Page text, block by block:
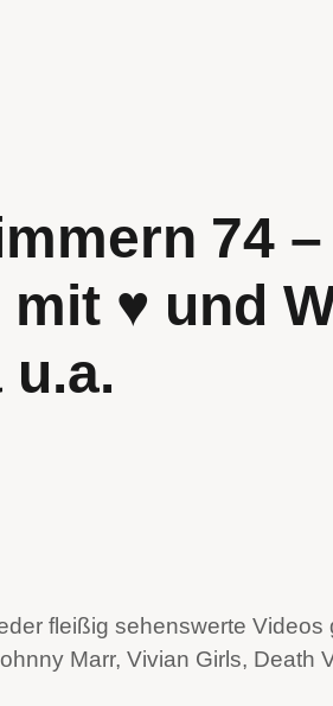
74
♥ und
u.a.
fleißig sehenswerte Videos
Marr, Vivian Girls, Death